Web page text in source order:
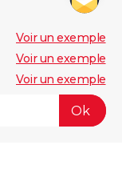
Voir un exemple
Voir un exemple
Voir un exemple